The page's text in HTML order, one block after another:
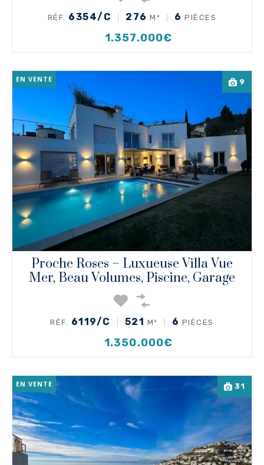
RÉF. 6354/C 276 M² 6 PIÈCES
1.357.000€
9
EN VENTE
Proche Roses – Luxueuse Villa Vue
Mer, Beau Volumes, Piscine, Garage
RÉF. 6119/C 521 M² 6 PIÈCES
1.350.000€
31
EN VENTE